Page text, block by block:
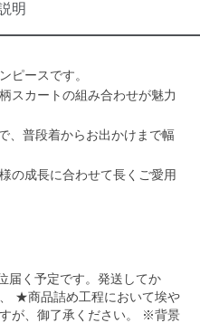
明
ピースです。
スカートの組み合わせが魅力
、普段着からお出かけまで幅
の成長に合わせて長くご愛用
届く予定です。発送してか
★商品詰め工程において埃や
が、御了承ください。 ※背景